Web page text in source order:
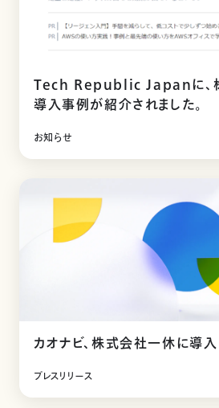
Tech Republic Japanに、
導入事例が紹介されました。
お知らせ
カオナビ、株式会社一休に導入
プレスリリース